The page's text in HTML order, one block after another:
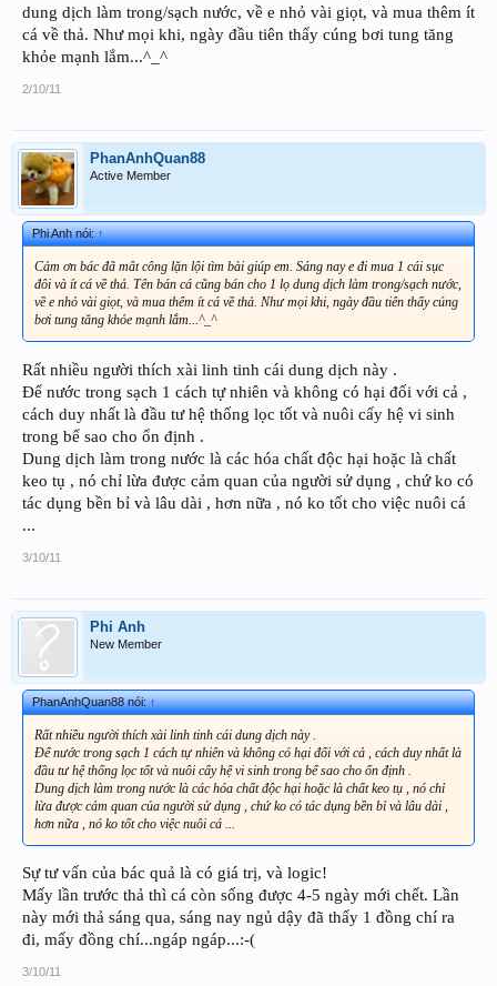
dung dịch làm trong/sạch nước, về e nhỏ vài giọt, và mua thêm ít
cá về thả. Như mọi khi, ngày đầu tiên thấy cúng bơi tung tăng
khỏe mạnh lắm...^_^
2/10/11
PhanAnhQuan88
Active Member
Phi Anh nói:↑
Cảm ơn bác đã mât công lặn lội tìm bài giúp em. Sáng nay e đi mua 1 cái sục
đôi và ít cá về thả. Tên bán cá cũng bán cho 1 lọ dung dịch làm trong/sạch nước,
về e nhỏ vài giọt, và mua thêm ít cá về thả. Như mọi khi, ngày đầu tiên thấy cúng
bơi tung tăng khỏe mạnh lắm...^_^
Rất nhiều người thích xài linh tinh cái dung dịch này .
Để nước trong sạch 1 cách tự nhiên và không có hại đối với cả ,
cách duy nhất là đầu tư hệ thống lọc tốt và nuôi cấy hệ vi sinh
trong bể sao cho ổn định .
Dung dịch làm trong nước là các hóa chất độc hại hoặc là chất
keo tụ , nó chỉ lừa được cảm quan của người sử dụng , chứ ko có
tác dụng bền bỉ và lâu dài , hơn nữa , nó ko tốt cho việc nuôi cá
...
3/10/11
Phi Anh
New Member
PhanAnhQuan88 nói:↑
Rất nhiều người thích xài linh tinh cái dung dịch này .
Để nước trong sạch 1 cách tự nhiên và không có hại đối với cả , cách duy nhất là
đầu tư hệ thống lọc tốt và nuôi cấy hệ vi sinh trong bể sao cho ổn định .
Dung dịch làm trong nước là các hóa chất độc hại hoặc là chất keo tụ , nó chỉ
lừa được cảm quan của người sử dụng , chứ ko có tác dụng bền bỉ và lâu dài ,
hơn nữa , nó ko tốt cho việc nuôi cá ...
Sự tư vấn của bác quả là có giá trị, và logic!
Mấy lần trước thả thì cá còn sống được 4-5 ngày mới chết. Lần
này mới thả sáng qua, sáng nay ngủ dậy đã thấy 1 đồng chí ra
đi, mấy đồng chí...ngáp ngáp...:-(
3/10/11